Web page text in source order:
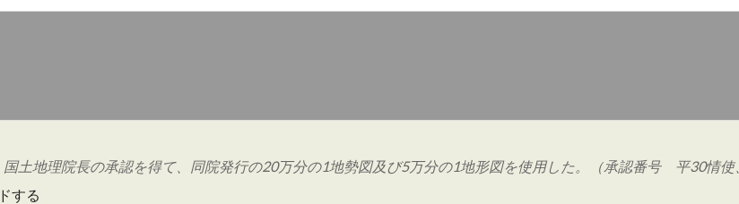
土地理院長の承認を得て、同院発行の20万分の1地勢図及び5万分の1地形図を使用した。（承認番号 平30情使
する